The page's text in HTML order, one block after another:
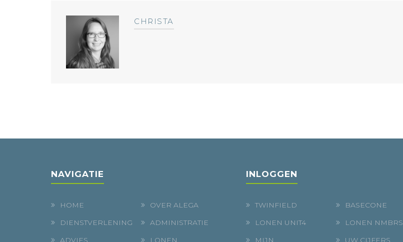
CHRISTA
NAVIGATIE
HOME
OVER ALEGA
DIENSTVERLENING
ADMINISTRATIE
ADVIES
LONEN
INLOGGEN
TWINFIELD
BASECONE
LONEN UNIT4
LONEN NMBRS
MIJN
UW CIJFERS